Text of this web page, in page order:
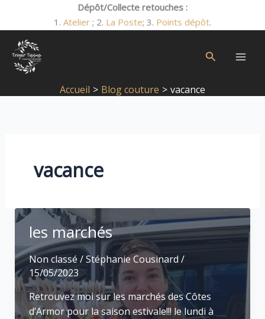
Dépôt/Collecte retouches :
1. Atelier ; 2. La Poste; 3. Points dépôt.
Rechercher
Accueil Blog couture vacance
vacance
les marchés
Non classé /Stéphanie Cousinard /
15/05/2023
Retrouvez moi sur les marchés des Côtes
d’Armor pour la saison estivale!!! le lundi à